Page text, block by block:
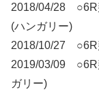
2018/04/28 ○6R
(ハンガリー)
2018/10/27 ○6R
2019/03/09 ○6R
ガリー)